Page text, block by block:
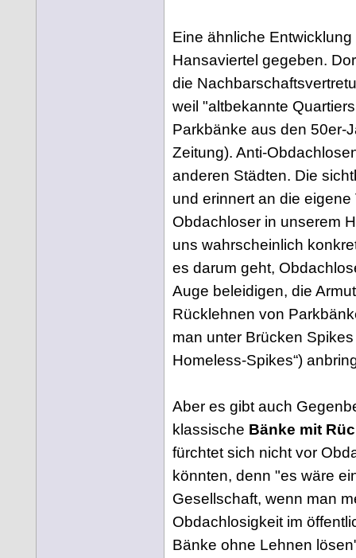
Eine ähnliche
Hansaviertel gegeben.
die
weil "altbekannte
Parkbänke aus den 50er-
Zeitung). Anti-
anderen Städten. Die
und erinnert an die
Obdachloser in unserem
uns wahrscheinlich
es darum geht,
Auge beleidigen, die
Rücklehnen von
man unter Brücken
Homeless-Spikes“)
Aber es gibt auch
klassische Bänke mit
fürchtet sich nicht vor
könnten, denn "es wäre
Gesellschaft, wenn man
Obdachlosigkeit im
Bänke ohne Lehnen